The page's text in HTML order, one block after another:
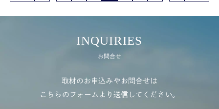
INQUIRIES
お問合せ
取材のお申込みやお問合せは
こちらのフォームより送信してください。